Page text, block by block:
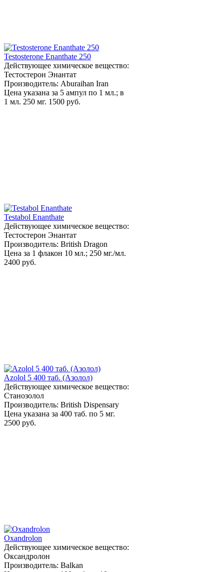
Testosterone Enanthate 250
Действующее химическое вещество:
Тестостерон Энантат
Производитель: Aburaihan Iran
Цена указана за 5 ампул по 1 мл.; в
1 мл. 250 мг. 1500 руб.
Testabol Enanthate
Действующее химическое вещество:
Тестостерон Энантат
Производитель: British Dragon
Цена за 1 флакон 10 мл.; 250 мг./мл.
2400 руб.
Azolol 5 400 таб. (Азолол)
Действующее химическое вещество:
Станозолол
Производитель: British Dispensary
Цена указана за 400 таб. по 5 мг.
2500 руб.
Oxandrolon
Действующее химическое вещество:
Оксандролон
Производитель: Balkan